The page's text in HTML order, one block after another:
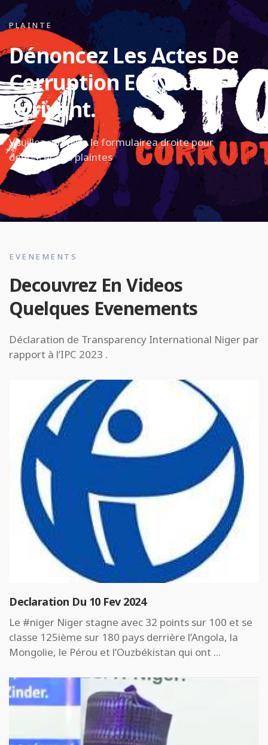
PLAINTE
Dénoncez Les Actes De
Corruption En Nous
Écrivant.
Veuillez remplire le formulairea droite pour
denoncer vos plaintes
EVENEMENTS
Decouvrez En Videos
Quelques Evenements
Déclaration de Transparency International Niger par
rapport à l’IPC 2023 .
Declaration Du 10 Fev 2024
Le #niger Niger stagne avec 32 points sur 100 et se
classe 125ième sur 180 pays derrière l’Angola, la
Mongolie, le Pérou et l’Ouzbékistan qui ont ...